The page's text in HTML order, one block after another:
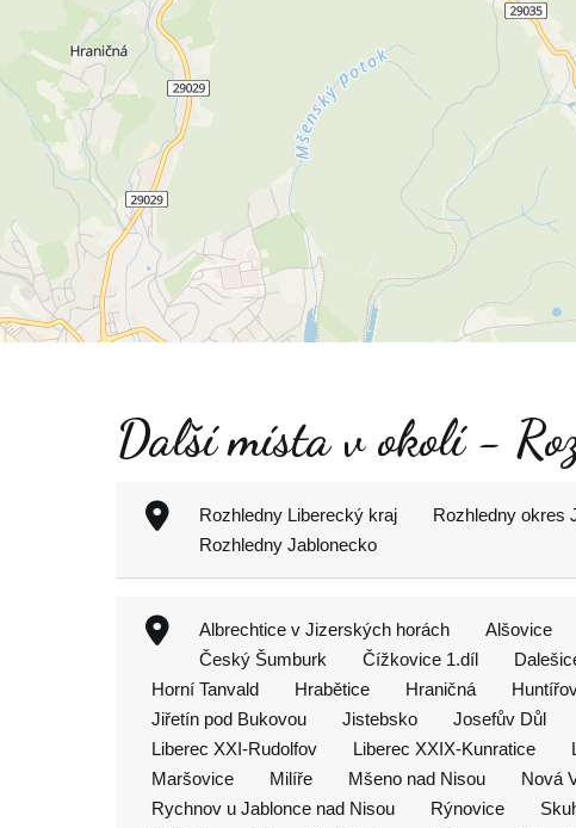
Další místa v okolí -
Rozhledny Liberecký kraj Rozhledny okres
Rozhledny Jablonecko
Albrechtice v Jizerských horách Alšovice
Český Šumburk
Čížkovice 1.díl
Horní Tanvald
Hrabětice Hraničná
Jiřetín pod Bukovou
Jistebsko Josefův Důl
Liberec XXI-Rudolfov
Liberec XXIX-Kunratice
Maršovice
Milíře Mšeno nad Nisou Nová
Rychnov u Jablonce nad Nisou
Rýnovice